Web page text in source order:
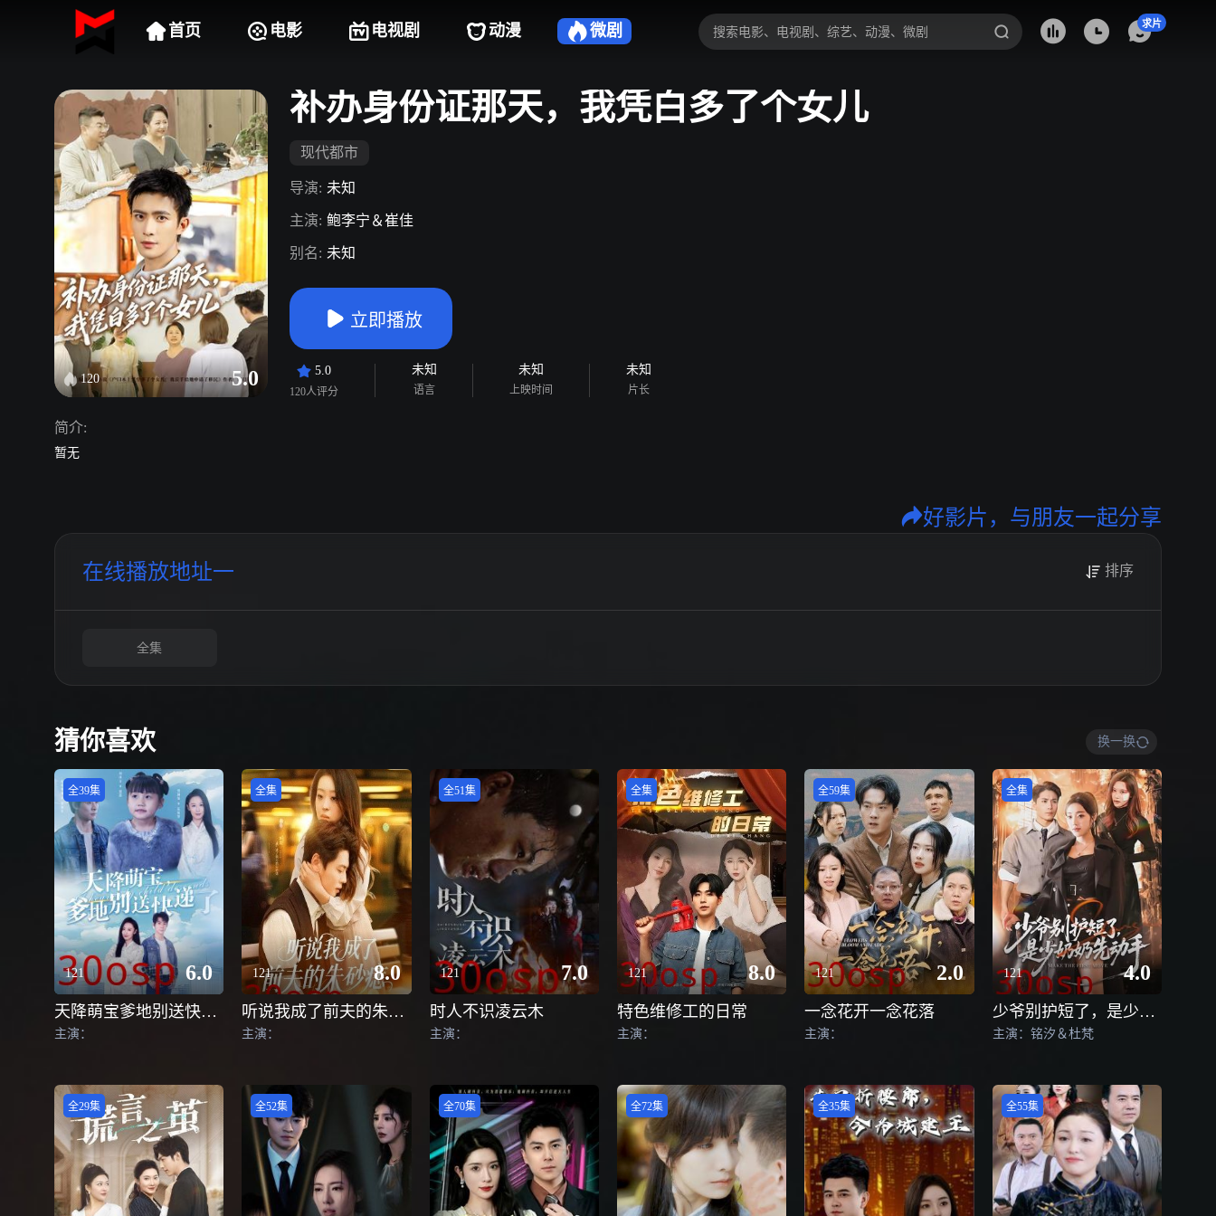
首页 电影 电视剧 动漫 微剧 求片
120 5.0
补办身份证那天，我凭白多了个女儿
现代都市
导演: 未知
主演: 鲍李宁＆崔佳
别名: 未知
立即播放
5.0
120人评分
未知
语言
未知
上映时间
未知
片长
简介:
暂无
好影片，与朋友一起分享
在线播放地址一 排序
全集
猜你喜欢 换一换
121 6.0
全39集
天降萌宝爹地别送快递了
主演：
121 8.0
全集
听说我成了前夫的朱砂痣
主演：
121 7.0
全51集
时人不识凌云木
主演：
121 8.0
全集
特色维修工的日常
主演：
121 2.0
全59集
一念花开一念花落
主演：
121 4.0
全集
少爷别护短了，是少奶奶先动手
主演：铭汐＆杜梵
全29集 全52集 全70集 全72集 全35集 全55集